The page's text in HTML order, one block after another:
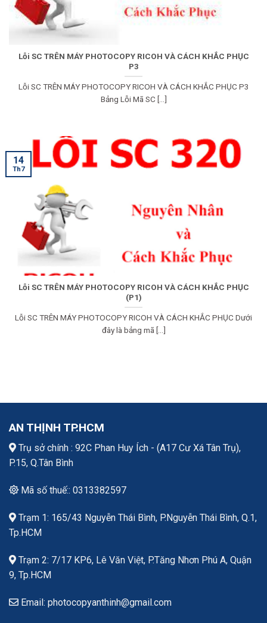
Lỗi SC TRÊN MÁY PHOTOCOPY RICOH VÀ CÁCH KHẮC PHỤC
P3
Lỗi SC TRÊN MÁY PHOTOCOPY RICOH VÀ CÁCH KHẮC PHỤC P3
Bảng Lỗi Mã SC [...]
Lỗi SC TRÊN MÁY PHOTOCOPY RICOH VÀ CÁCH KHẮC PHỤC
(P1)
Lỗi SC TRÊN MÁY PHOTOCOPY RICOH VÀ CÁCH KHẮC PHỤC Dưới
đây là bảng mã [...]
14
Th7
AN THỊNH TP.HCM
Trụ sở chính : 92C Phan Huy Ích - (A17 Cư Xá Tân Trụ),
P.15, Q.Tân Bình
Mã số thuế:: 0313382597
Trạm 1: 165/43 Nguyễn Thái Bình, P.Nguyễn Thái Bình, Q.1,
Tp.HCM
Trạm 2: 7/17 KP6, Lê Văn Việt, P.Tăng Nhơn Phú A, Quận
9, Tp.HCM
Email: photocopyanthinh@gmail.com